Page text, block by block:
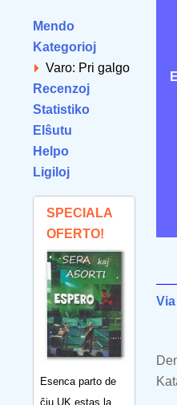
Mendo
Kategorioj
Varo: Pri galgo
Recenzoj
Statistiko
Elŝutu
Helpo
Ligiloj
SPECIALA
OFERTO!
Esenca parto de
ĉiu UK estas la